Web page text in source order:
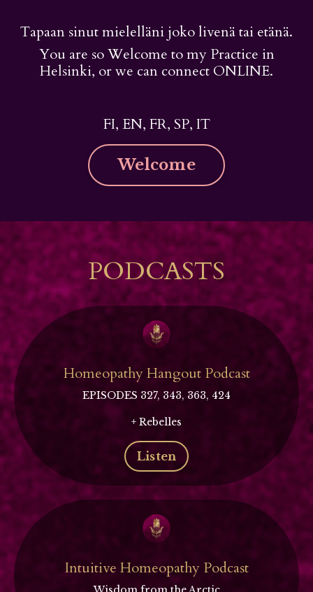
Tapaan sinut mielelläni joko livenä tai etänä.
You are so Welcome to my Practice in
Helsinki, or we can connect ONLINE.
FI, EN, FR, SP, IT
Welcome
PODCASTS
Homeopathy Hangout Podcast
EPISODES 327, 343, 363, 424
+ Rebelles
Listen
Intuitive Homeopathy Podcast